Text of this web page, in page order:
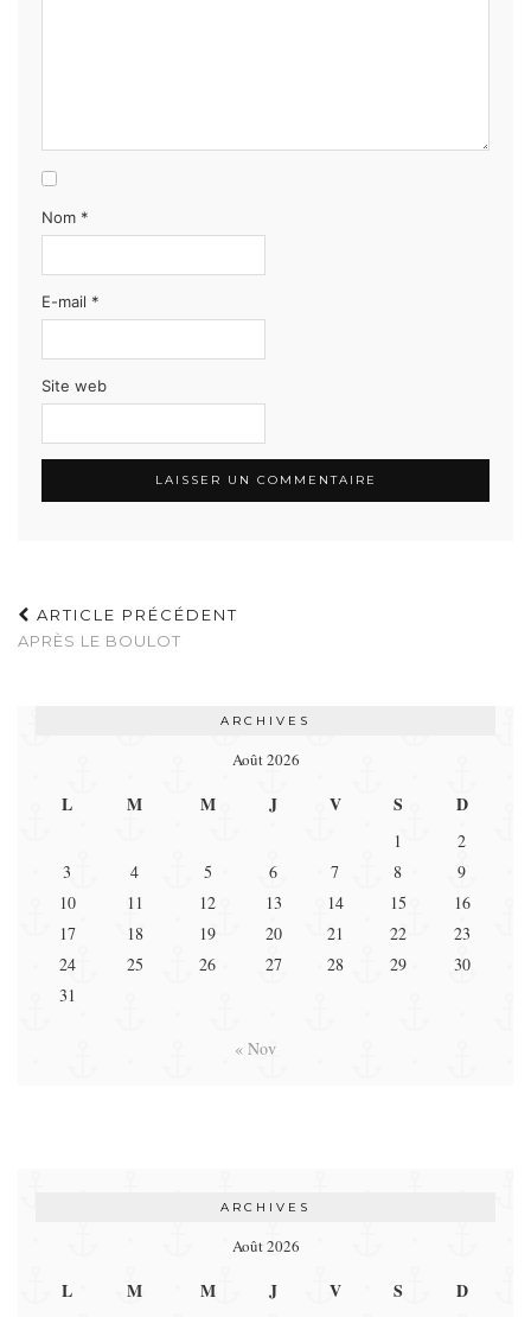
Nom *
E-mail *
Site web
ARTICLE PRÉCÉDENT
APRÈS LE BOULOT
ARCHIVES
Août 2026
L M M J V S D
1
2
3
4 5 6 7 8
9
10
11 12 13 14 15
16
17
18 19 20 21 22
23
24
25 26 27 28 29
30
31
« Nov
ARCHIVES
Août 2026
L M M J V S D